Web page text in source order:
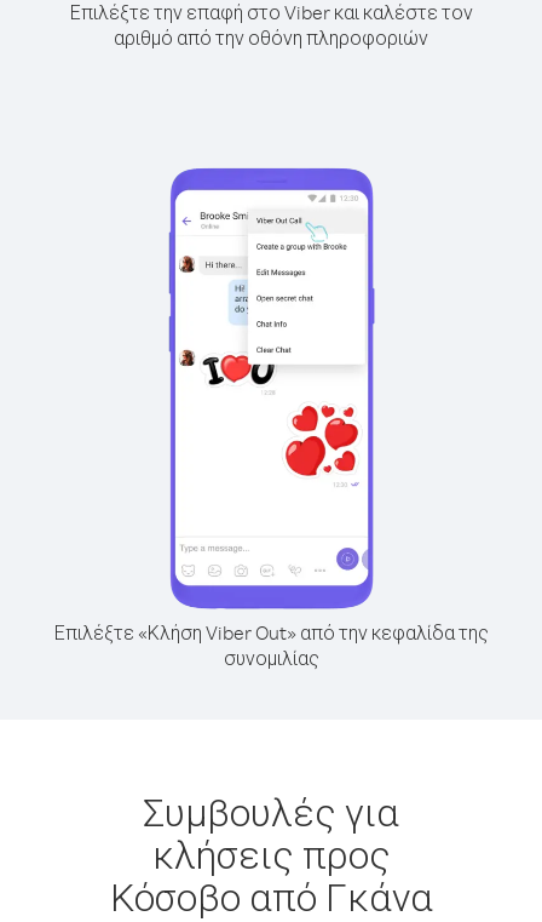
Επιλέξτε την επαφή στο Viber και καλέστε τον
αριθμό από την οθόνη πληροφοριών
Επιλέξτε «Κλήση Viber Out» από την κεφαλίδα της
συνομιλίας
Συμβουλές για
κλήσεις προς
Κόσοβο από Γκάνα